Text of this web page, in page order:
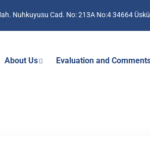
Nuhkuyusu Cad. No: 213A No:4 34664
About Us Evaluation and